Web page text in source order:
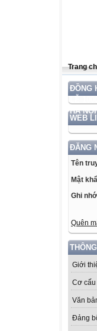
Trang
ĐỒNG
HÀ NỘI
WEB
ĐĂNG
Tên
Mật
Ghi nhớ
Quên
Giới
Cơ
Văn
Đảng